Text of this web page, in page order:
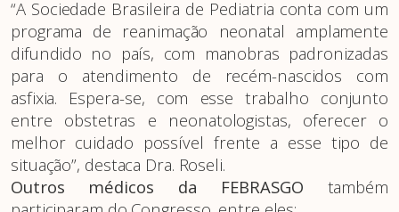
“A Sociedade Brasileira de Pediatria conta com um
programa de reanimação neonatal amplamente
difundido no país, com manobras padronizadas
para o atendimento de recém-nascidos com
asfixia. Espera-se, com esse trabalho conjunto
entre obstetras e neonatologistas, oferecer o
melhor cuidado possível frente a esse tipo de
situação”, destaca Dra. Roseli.
Outros médicos da FEBRASGO também